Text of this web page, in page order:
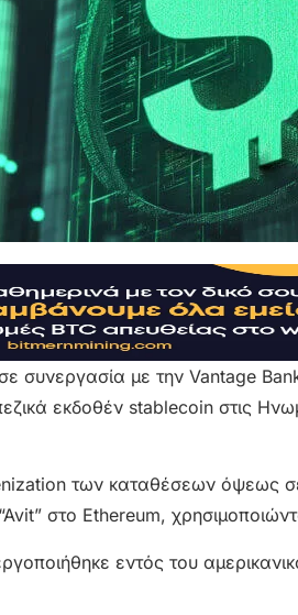
συνεργασία με την Vantage
εκδοθέν stablecoin στις
των καταθέσεων όψεως
στο Ethereum,
εντός του